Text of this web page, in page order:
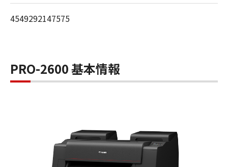
4549292147575
PRO-2600 基本情報